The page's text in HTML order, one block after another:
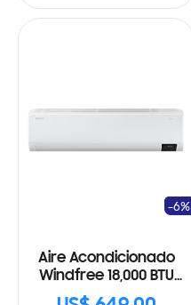
Aire Acondicionado
Windfree 18,000 BTU
AR18CVFCAWKXAP
-6%